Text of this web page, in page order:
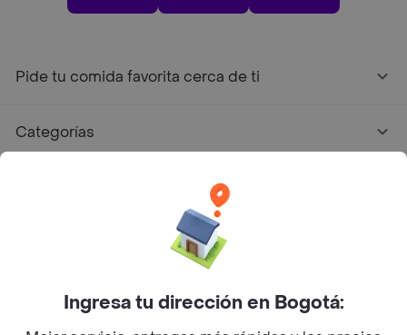
Pide tu comida favorita cerca de ti
Categorías
Facebook
Twitter
Instagram
Ingresa tu dirección en Bogotá: